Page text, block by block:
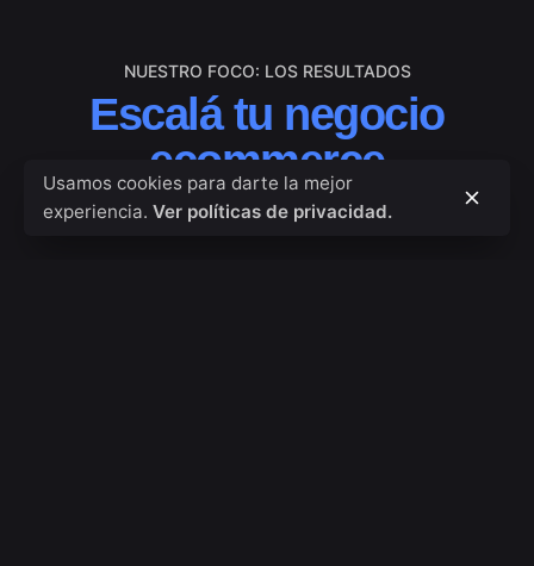
NUESTRO FOCO: LOS RESULTADOS
Escalá tu negocio
ecommerce
Trabajamos juntos para logrartus objetivos
Usamos cookies para darte la mejor
experiencia. Ver políticas de privacidad.